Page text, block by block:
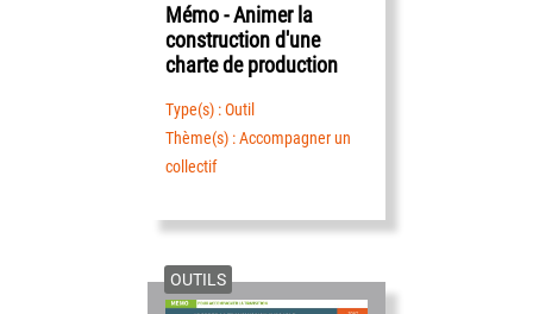
Mémo - Animer la
construction d'une
charte de production
Type(s) : Outil
Thème(s) : Accompagner un
collectif
OUTILS